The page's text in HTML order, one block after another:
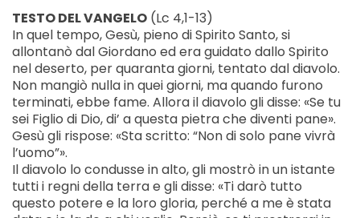
TESTO DEL VANGELO (Lc 4,1-13)
In quel tempo, Gesù, pieno di Spirito Santo, si
allontanò dal Giordano ed era guidato dallo Spirito
nel deserto, per quaranta giorni, tentato dal diavolo.
Non mangiò nulla in quei giorni, ma quando furono
terminati, ebbe fame. Allora il diavolo gli disse: «Se tu
sei Figlio di Dio, di’ a questa pietra che diventi pane».
Gesù gli rispose: «Sta scritto: “Non di solo pane vivrà
l’uomo”».
Il diavolo lo condusse in alto, gli mostrò in un istante
tutti i regni della terra e gli disse: «Ti darò tutto
questo potere e la loro gloria, perché a me è stata